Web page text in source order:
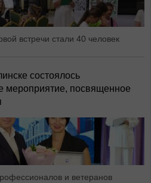
встречи стали 40 человек
состоялось
мероприятие, посвященное
и ветеранов